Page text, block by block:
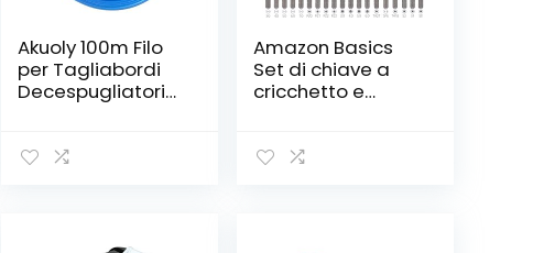
Akuoly 100m Filo
per Tagliabordi
Decespugliatori
mm in Nylon
Amazon Basics
Set di chiave a
cricchetto e
confezione da 73